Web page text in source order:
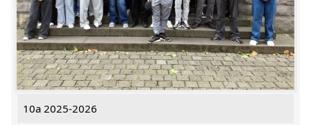
10a 2025-2026